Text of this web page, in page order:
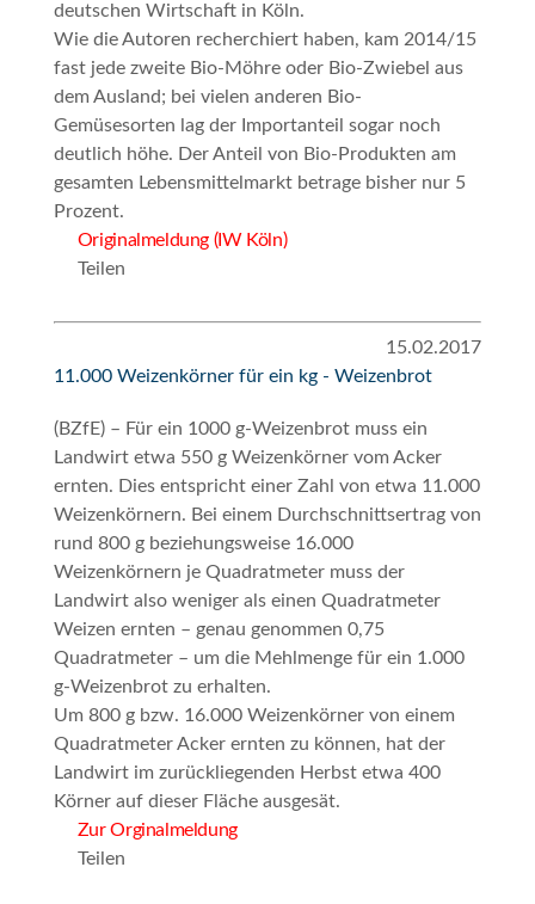
deutschen Wirtschaft in Köln.
Wie die Autoren recherchiert haben, kam 2014/15
fast jede zweite Bio-Möhre oder Bio-Zwiebel aus
dem Ausland; bei vielen anderen Bio-
Gemüsesorten lag der Importanteil sogar noch
deutlich höhe. Der Anteil von Bio-Produkten am
gesamten Lebensmittelmarkt betrage bisher nur 5
Prozent.
Originalmeldung (IW Köln)
Teilen
15.02.2017
11.000 Weizenkörner für ein kg - Weizenbrot
(BZfE) – Für ein 1000 g-Weizenbrot muss ein
Landwirt etwa 550 g Weizenkörner vom Acker
ernten. Dies entspricht einer Zahl von etwa 11.000
Weizenkörnern. Bei einem Durchschnittsertrag von
rund 800 g beziehungsweise 16.000
Weizenkörnern je Quadratmeter muss der
Landwirt also weniger als einen Quadratmeter
Weizen ernten – genau genommen 0,75
Quadratmeter – um die Mehlmenge für ein 1.000
g-Weizenbrot zu erhalten.
Um 800 g bzw. 16.000 Weizenkörner von einem
Quadratmeter Acker ernten zu können, hat der
Landwirt im zurückliegenden Herbst etwa 400
Körner auf dieser Fläche ausgesät.
Zur Orginalmeldung
Teilen